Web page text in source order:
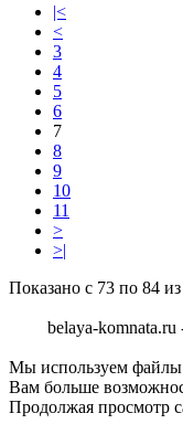
|<
<
3
4
5
6
7
8
9
10
11
>
>|
Показано с 73 по 84
belaya-
Мы используем файлы
Вам больше
Продолжая просмотр